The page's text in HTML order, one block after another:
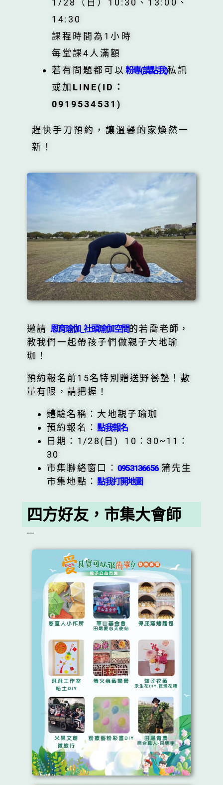
1/28（日）10:30、13:00、
14:30
課程時間為1小時
每堂課4人滿額
若有問題都可以 粉專(請點我)私訊
或加 LINE(ID：
0919534531)
趕快手刀預約，讓溫馨的家煥然一
新！
邀請 恩育瑜伽_社頭瑜伽空間的若喬老師，
教我們一起帶孩子們做親子大地瑜
珈！
預約報名前15名特別贈送野餐墊！數
量有限，請把握！
體驗名稱：大地親子瑜珈
預約報名：點我報名
日期：1/28(日) 10：30~11：
30
市集聯絡窗口： 0953136656蒲先生
市集地點：點我打開地圖
四方好友，市集大會師